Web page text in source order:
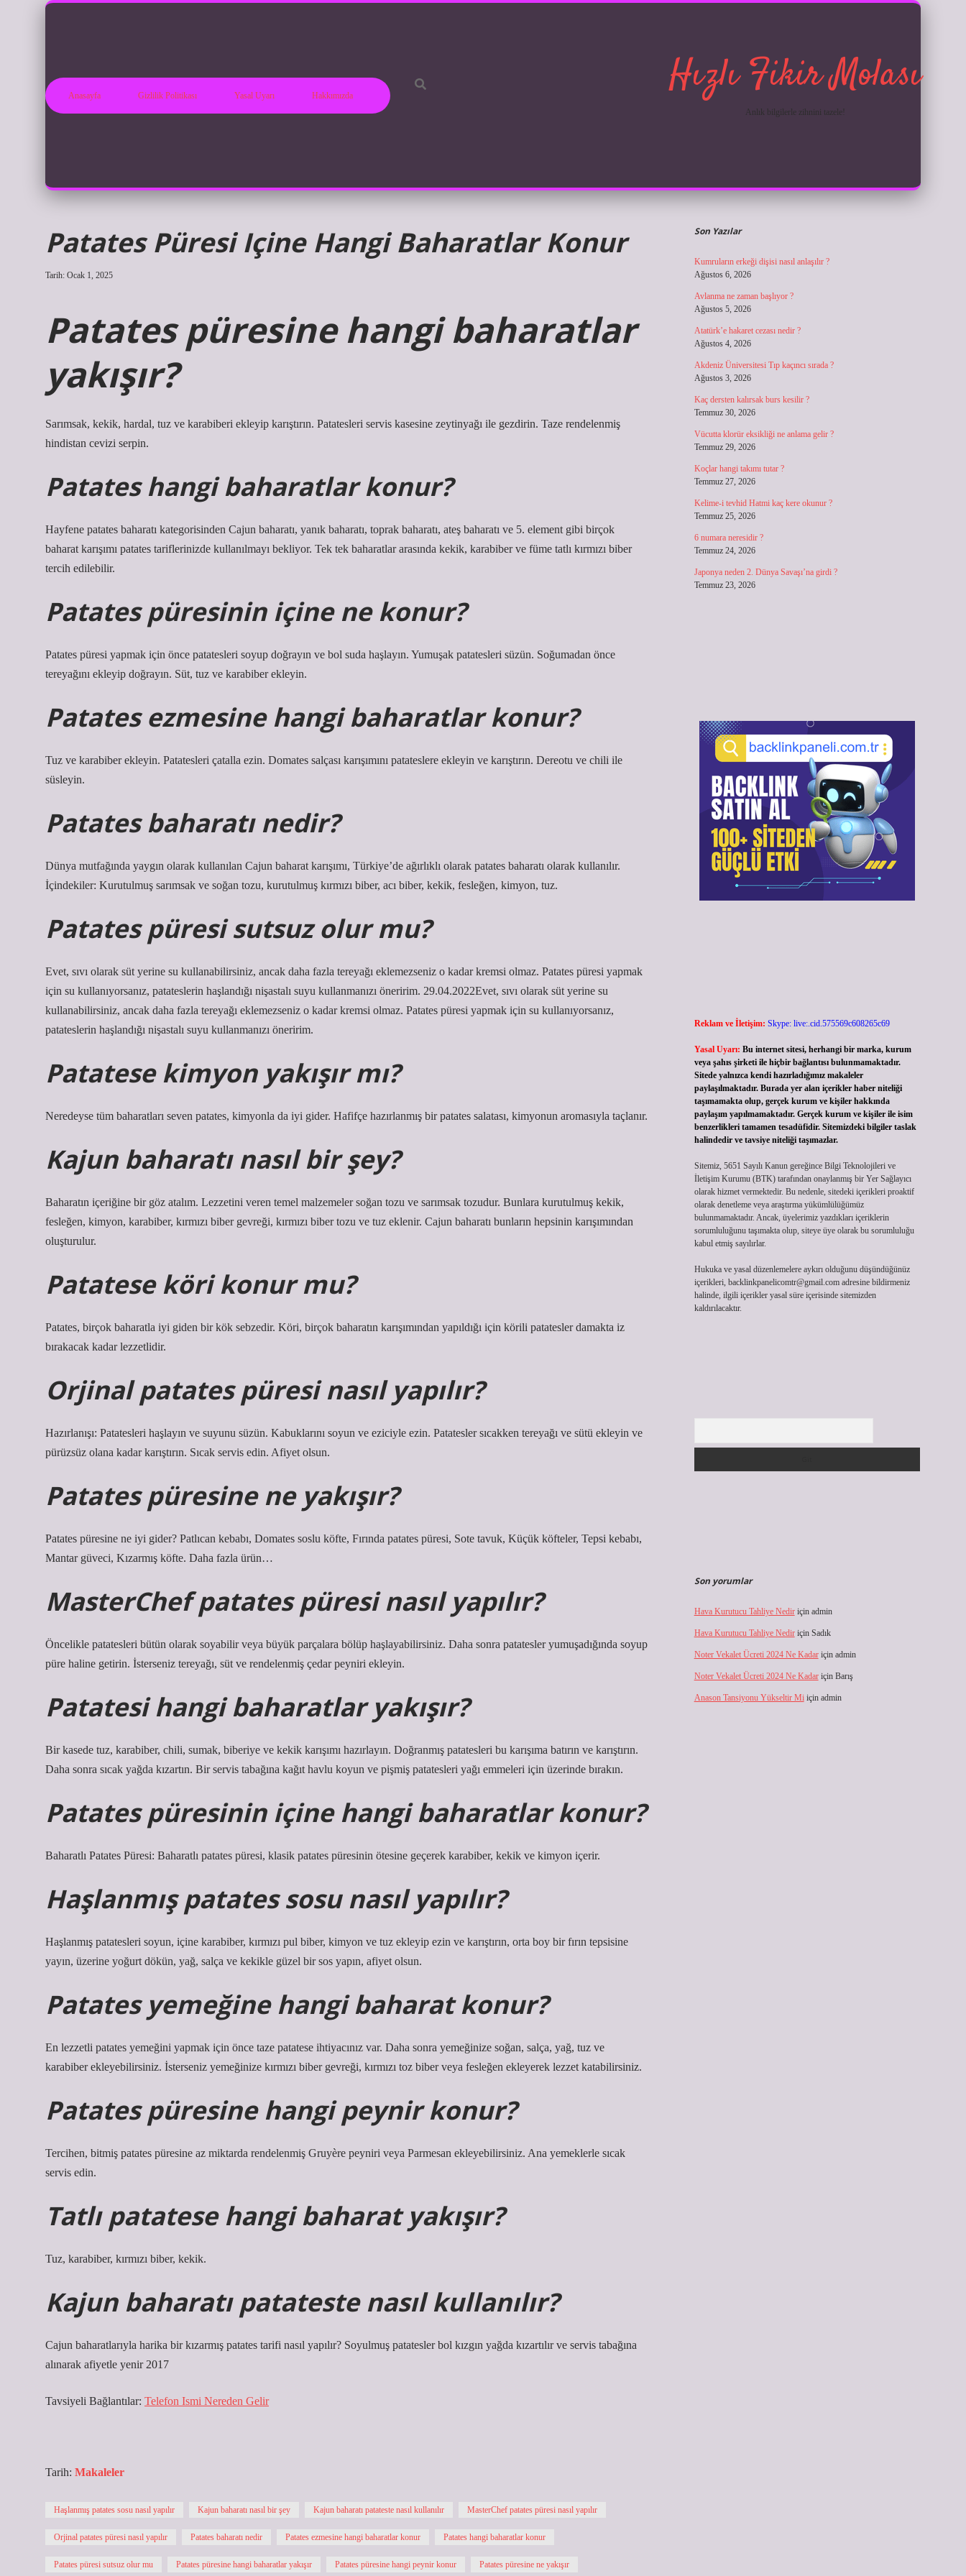
Anasayfa Gizlilik Politikası Yasal Uyarı Hakkımızda Hızlı Fikir Molası
Anlık bilgilerle zihnini tazele!
Patates Püresi Içine Hangi Baharatlar Konur
Tarih: Ocak 1, 2025
Patates püresine hangi baharatlar
yakışır?
Sarımsak, kekik, hardal, tuz ve karabiberi ekleyip karıştırın. Patatesleri servis kasesine zeytinyağı ile gezdirin. Taze rendelenmiş
hindistan cevizi serpin.
Patates hangi baharatlar konur?
Hayfene patates baharatı kategorisinden Cajun baharatı, yanık baharatı, toprak baharatı, ateş baharatı ve 5. element gibi birçok
baharat karışımı patates tariflerinizde kullanılmayı bekliyor. Tek tek baharatlar arasında kekik, karabiber ve füme tatlı kırmızı biber
tercih edilebilir.
Patates püresinin içine ne konur?
Patates püresi yapmak için önce patatesleri soyup doğrayın ve bol suda haşlayın. Yumuşak patatesleri süzün. Soğumadan önce
tereyağını ekleyip doğrayın. Süt, tuz ve karabiber ekleyin.
Patates ezmesine hangi baharatlar konur?
Tuz ve karabiber ekleyin. Patatesleri çatalla ezin. Domates salçası karışımını patateslere ekleyin ve karıştırın. Dereotu ve chili ile
süsleyin.
Patates baharatı nedir?
Dünya mutfağında yaygın olarak kullanılan Cajun baharat karışımı, Türkiye’de ağırlıklı olarak patates baharatı olarak kullanılır.
İçindekiler: Kurutulmuş sarımsak ve soğan tozu, kurutulmuş kırmızı biber, acı biber, kekik, fesleğen, kimyon, tuz.
Patates püresi sutsuz olur mu?
Evet, sıvı olarak süt yerine su kullanabilirsiniz, ancak daha fazla tereyağı eklemezseniz o kadar kremsi olmaz. Patates püresi yapmak
için su kullanıyorsanız, patateslerin haşlandığı nişastalı suyu kullanmanızı öneririm. 29.04.2022Evet, sıvı olarak süt yerine su
kullanabilirsiniz, ancak daha fazla tereyağı eklemezseniz o kadar kremsi olmaz. Patates püresi yapmak için su kullanıyorsanız,
patateslerin haşlandığı nişastalı suyu kullanmanızı öneririm.
Patatese kimyon yakışır mı?
Neredeyse tüm baharatları seven patates, kimyonla da iyi gider. Hafifçe hazırlanmış bir patates salatası, kimyonun aromasıyla taçlanır.
Kajun baharatı nasıl bir şey?
Baharatın içeriğine bir göz atalım. Lezzetini veren temel malzemeler soğan tozu ve sarımsak tozudur. Bunlara kurutulmuş kekik,
fesleğen, kimyon, karabiber, kırmızı biber gevreği, kırmızı biber tozu ve tuz eklenir. Cajun baharatı bunların hepsinin karışımından
oluşturulur.
Patatese köri konur mu?
Patates, birçok baharatla iyi giden bir kök sebzedir. Köri, birçok baharatın karışımından yapıldığı için körili patatesler damakta iz
bırakacak kadar lezzetlidir.
Orjinal patates püresi nasıl yapılır?
Hazırlanışı: Patatesleri haşlayın ve suyunu süzün. Kabuklarını soyun ve eziciyle ezin. Patatesler sıcakken tereyağı ve sütü ekleyin ve
pürüzsüz olana kadar karıştırın. Sıcak servis edin. Afiyet olsun.
Patates püresine ne yakışır?
Patates püresine ne iyi gider? Patlıcan kebabı, Domates soslu köfte, Fırında patates püresi, Sote tavuk, Küçük köfteler, Tepsi kebabı,
Mantar güveci, Kızarmış köfte. Daha fazla ürün…
MasterChef patates püresi nasıl yapılır?
Öncelikle patatesleri bütün olarak soyabilir veya büyük parçalara bölüp haşlayabilirsiniz. Daha sonra patatesler yumuşadığında soyup
püre haline getirin. İsterseniz tereyağı, süt ve rendelenmiş çedar peyniri ekleyin.
Patatesi hangi baharatlar yakışır?
Bir kasede tuz, karabiber, chili, sumak, biberiye ve kekik karışımı hazırlayın. Doğranmış patatesleri bu karışıma batırın ve karıştırın.
Daha sonra sıcak yağda kızartın. Bir servis tabağına kağıt havlu koyun ve pişmiş patatesleri yağı emmeleri için üzerinde bırakın.
Patates püresinin içine hangi baharatlar konur?
Baharatlı Patates Püresi: Baharatlı patates püresi, klasik patates püresinin ötesine geçerek karabiber, kekik ve kimyon içerir.
Haşlanmış patates sosu nasıl yapılır?
Haşlanmış patatesleri soyun, içine karabiber, kırmızı pul biber, kimyon ve tuz ekleyip ezin ve karıştırın, orta boy bir fırın tepsisine
yayın, üzerine yoğurt dökün, yağ, salça ve kekikle güzel bir sos yapın, afiyet olsun.
Patates yemeğine hangi baharat konur?
En lezzetli patates yemeğini yapmak için önce taze patatese ihtiyacınız var. Daha sonra yemeğinize soğan, salça, yağ, tuz ve
karabiber ekleyebilirsiniz. İsterseniz yemeğinize kırmızı biber gevreği, kırmızı toz biber veya fesleğen ekleyerek lezzet katabilirsiniz.
Patates püresine hangi peynir konur?
Tercihen, bitmiş patates püresine az miktarda rendelenmiş Gruyère peyniri veya Parmesan ekleyebilirsiniz. Ana yemeklerle sıcak
servis edin.
Tatlı patatese hangi baharat yakışır?
Tuz, karabiber, kırmızı biber, kekik.
Kajun baharatı patateste nasıl kullanılır?
Cajun baharatlarıyla harika bir kızarmış patates tarifi nasıl yapılır? Soyulmuş patatesler bol kızgın yağda kızartılır ve servis tabağına
alınarak afiyetle yenir 2017
Tavsiyeli Bağlantılar: Telefon Ismi Nereden Gelir
Tarih: Makaleler
Haşlanmış patates sosu nasıl yapılır Kajun baharatı nasıl bir şey Kajun baharatı patateste nasıl kullanılır MasterChef patates püresi nasıl yapılır
Orjinal patates püresi nasıl yapılır Patates baharatı nedir Patates ezmesine hangi baharatlar konur Patates hangi baharatlar konur
Patates püresi sutsuz olur mu Patates püresine hangi baharatlar yakışır Patates püresine hangi peynir konur Patates püresine ne yakışır
Sidebar
Son Yazılar
Kumruların erkeği dişisi nasıl anlaşılır ?
Ağustos 6, 2026
Avlanma ne zaman başlıyor ?
Ağustos 5, 2026
Atatürk’e hakaret cezası nedir ?
Ağustos 4, 2026
Akdeniz Üniversitesi Tıp kaçıncı sırada ?
Ağustos 3, 2026
Kaç dersten kalırsak burs kesilir ?
Temmuz 30, 2026
Vücutta klorür eksikliği ne anlama gelir ?
Temmuz 29, 2026
Koçlar hangi takımı tutar ?
Temmuz 27, 2026
Kelime-i tevhid Hatmi kaç kere okunur ?
Temmuz 25, 2026
6 numara neresidir ?
Temmuz 24, 2026
Japonya neden 2. Dünya Savaşı’na girdi ?
Temmuz 23, 2026
Reklam ve İletişim: Skype: live:.cid.575569c608265c69
Yasal Uyarı: Bu internet sitesi, herhangi bir marka, kurum
veya şahıs şirketi ile hiçbir bağlantısı bulunmamaktadır.
Sitede yalnızca kendi hazırladığımız makaleler
paylaşılmaktadır. Burada yer alan içerikler haber niteliği
taşımamakta olup, gerçek kurum ve kişiler hakkında
paylaşım yapılmamaktadır. Gerçek kurum ve kişiler ile isim
benzerlikleri tamamen tesadüfidir. Sitemizdeki bilgiler taslak
halindedir ve tavsiye niteliği taşımazlar.
Sitemiz, 5651 Sayılı Kanun gereğince Bilgi Teknolojileri ve
İletişim Kurumu (BTK) tarafından onaylanmış bir Yer Sağlayıcı
olarak hizmet vermektedir. Bu nedenle, sitedeki içerikleri proaktif
olarak denetleme veya araştırma yükümlülüğümüz
bulunmamaktadır. Ancak, üyelerimiz yazdıkları içeriklerin
sorumluluğunu taşımakta olup, siteye üye olarak bu sorumluluğu
kabul etmiş sayılırlar.
Hukuka ve yasal düzenlemelere aykırı olduğunu düşündüğünüz
içerikleri, backlinkpanelicomtr@gmail.comadresine bildirmeniz
halinde, ilgili içerikler yasal süre içerisinde sitemizden
kaldırılacaktır.
Son yorumlar
Hava Kurutucu Tahliye Nediriçin admin
Hava Kurutucu Tahliye Nediriçin Sadık
Noter Vekalet Ücreti 2024 Ne Kadariçin admin
Noter Vekalet Ücreti 2024 Ne Kadariçin Barış
Anason Tansiyonu Yükseltir Miiçin admin